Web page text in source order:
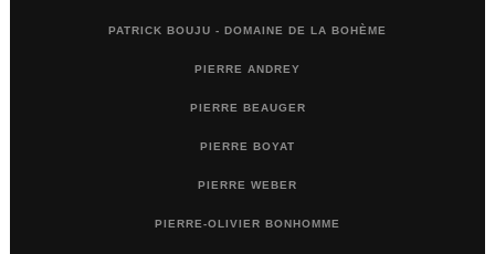
PATRICK BOUJU - DOMAINE DE LA BOHÈME
PIERRE ANDREY
PIERRE BEAUGER
PIERRE BOYAT
PIERRE WEBER
PIERRE-OLIVIER BONHOMME